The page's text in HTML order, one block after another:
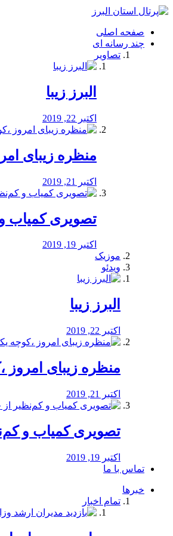
فصد
شرق
تهران
خشکشویی
صفحه اصلی
چند رسانه ای
تصاویر
البرز زیبا
اکتبر 22, 2019
منظره‌‌ زیبای
اکتبر 21, 2019
️تصویری کمیاب و
اکتبر 19, 2019
موزیک
ویدئو
البرز زیبا
اکتبر 22, 2019
منظره‌‌ زیبای امروز
اکتبر 21, 2019
️تصویری کمیاب و
اکتبر 19, 2019
تماس با ما
خبرها
تمام اخبار